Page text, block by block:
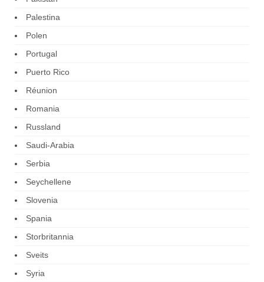
Palestina
Polen
Portugal
Puerto Rico
Réunion
Romania
Russland
Saudi-Arabia
Serbia
Seychellene
Slovenia
Spania
Storbritannia
Sveits
Syria